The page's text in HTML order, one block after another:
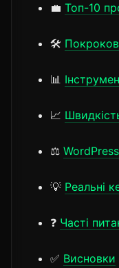
💼 Топ-10
🛠️
📊
📈
⚖️
💡 Реальні
❓ Часті
✅ Висновки